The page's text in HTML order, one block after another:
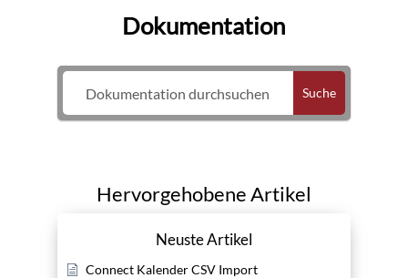
Dokumentation
Suche
Hervorgehobene Artikel
Neuste Artikel
Connect Kalender CSV Import